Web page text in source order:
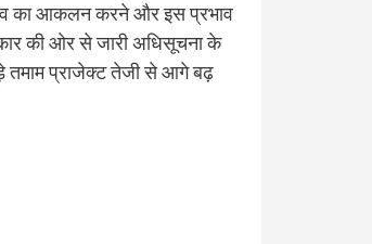
का आकलन करने और इस प्रभाव
की ओर से जारी अधिसूचना के
तमाम प्राजेक्ट तेजी से आगे बढ़